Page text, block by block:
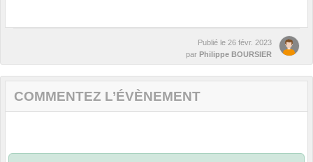
Publié le 26 févr. 2023
par Philippe BOURSIER
COMMENTEZ L’ÉVÈNEMENT